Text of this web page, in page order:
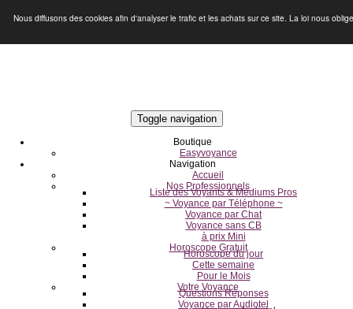
Nous diffusons des cookies afin d'analyser le trafic et les achats sur ce site. La loi nous
Toggle navigation
Boutique
Easyvoyance
Navigation
Accueil
Nos Professionnels
Liste des Voyants & Médiums Pros
~ Voyance par Téléphone ~
Voyance par Chat
Voyance sans CB
à prix Mini
Horoscope Gratuit
Horoscope du jour
Cette semaine
Pour le Mois
Votre Voyance
Questions Réponses
Voyance par Audiotel